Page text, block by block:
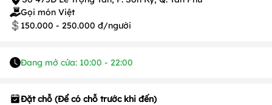
Gọi món Việt
150.000 - 250.000 đ/người
Đang mở cửa: 10:00 - 22:00
Đặt chỗ (Để có chỗ trước khi đến)